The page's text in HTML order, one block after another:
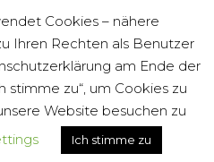
DATENSCHUTZERKLÄRUNG
ALSTERSTÜHLE
ThemeIsle
Cookies – nähere
Ihren Rechten als Benutzer
am Ende der
stimme zu“, um Cookies zu
Website besuchen zu
Ich stimme zu